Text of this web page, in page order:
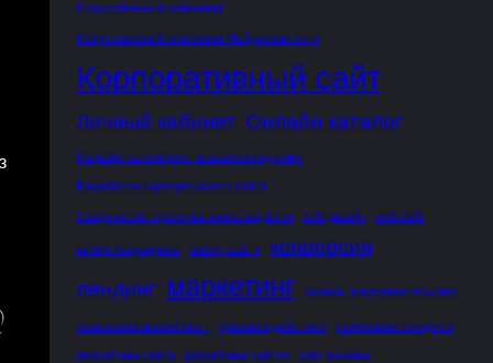
Искусственный интеллект
Искусственный интеллект Нейронные сети
Корпоративный сайт
Личный кабинет Онлайн каталог
Разработка интернет магазина под ключ
Разработка корпоративного сайта
Создание интернет магазина под ключ веб-дизайн веб сайт
выбор подрядчика выбор сайта
конверсия
лендинг маркетинг онлайн представительство
пользовательский опыт призыв к действию психология лендинга
разработка сайта разработка сайтов сайт визитка